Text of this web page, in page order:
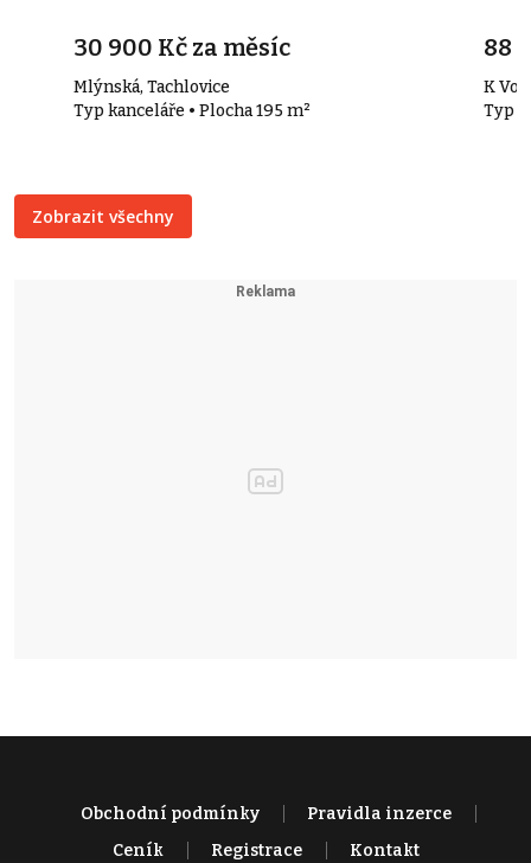
30 900 Kč za měsíc
Mlýnská, Tachlovice
Typ kanceláře • Plocha 195 m²
88
K
Typ
Zobrazit všechny
Obchodní podmínky
Pravidla inzerce
Ceník
Registrace Kontakt